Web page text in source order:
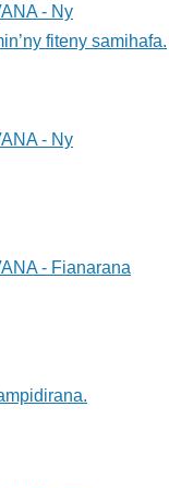
- Ny
fiteny samihafa.
- Ny
- Fianarana